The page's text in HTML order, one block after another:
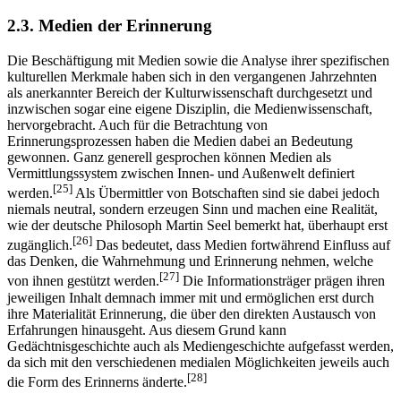
2.3. Medien der Erinnerung
Die Beschäftigung mit Medien sowie die Analyse ihrer spezifischen
kulturellen Merkmale haben sich in den vergangenen Jahrzehnten
als anerkannter Bereich der Kulturwissenschaft durchgesetzt und
inzwischen sogar eine eigene Disziplin, die Medienwissenschaft,
hervorgebracht. Auch für die Betrachtung von
Erinnerungsprozessen haben die Medien dabei an Bedeutung
gewonnen. Ganz generell gesprochen können Medien als
Vermittlungssystem zwischen Innen- und Außenwelt definiert
werden.[25] Als Übermittler von Botschaften sind sie dabei jedoch
niemals neutral, sondern erzeugen Sinn und machen eine Realität,
wie der deutsche Philosoph Martin Seel bemerkt hat, überhaupt erst
zugänglich.[26] Das bedeutet, dass Medien fortwährend Einfluss auf
das Denken, die Wahrnehmung und Erinnerung nehmen, welche
von ihnen gestützt werden.[27] Die Informationsträger prägen ihren
jeweiligen Inhalt demnach immer mit und ermöglichen erst durch
ihre Materialität Erinnerung, die über den direkten Austausch von
Erfahrungen hinausgeht. Aus diesem Grund kann
Gedächtnisgeschichte auch als Mediengeschichte aufgefasst werden,
da sich mit den verschiedenen medialen Möglichkeiten jeweils auch
die Form des Erinnerns änderte.[28]